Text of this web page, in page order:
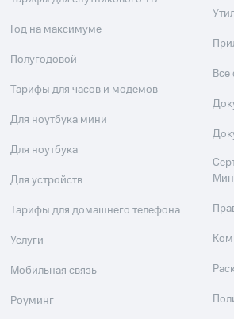
Год на максимуме
Полугодовой
Тарифы для часов и модемов
Для ноутбука мини
Для ноутбука
Для устройств
Тарифы для домашнего телефона
Услуги
Мобильная связь
Роуминг
Все